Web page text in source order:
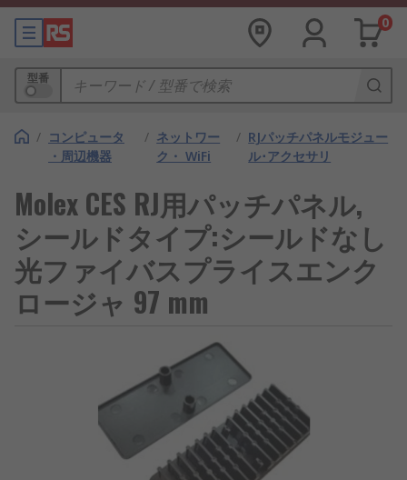
0
型番
/ コンピュータ
・周辺機器
/ ネットワー
ク・ WiFi
/ RJパッチパネルモジュー
ル･アクセサリ
Molex CES RJ用パッチパネル,
シールドタイプ:シールドなし
光ファイバスプライスエンク
ロージャ 97 mm